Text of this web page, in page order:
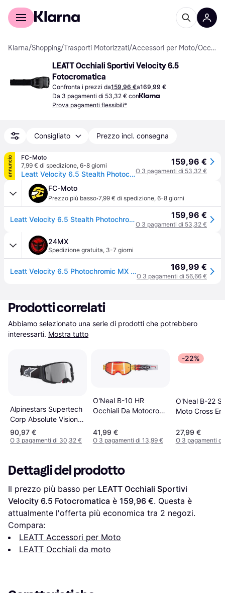
Per il tuo shopping
Klarna/Shopping/Trasporti Motorizzati/Accessori per Moto/ Occhiali da moto
LEATT Occhiali Sportivi Velocity 6.5
Fotocromatica
Confronta i prezzi da159,96 €a169,99 €
Da 3 pagamenti di 53,32 € con
Prova pagamenti flessibili*
Consigliato Prezzo incl. consegna
annuncio
FC-Moto
7,99 € di spedizione, 6-8 giorni
Leatt Velocity 6.5 Stealth Photochromic Occhiali da motocross
159,96 €
O 3 pagamenti di 53,32 €
FC-Moto
Prezzo più basso·7,99 € di spedizione, 6-8 giorni
Leatt Velocity 6.5 Stealth Photochromic Occhiali da motocross 159,96 €
O 3 pagamenti di 53,32 €
24MX
Spedizione gratuita, 3-7 giorni
Leatt Velocity 6.5 Photochromic MX Goggles Stealth 169,99 €
O 3 pagamenti di 56,66 €
Prodotti correlati
Abbiamo selezionato una serie di prodotti che potrebbero
interessarti. Mostra tutto
Alpinestars Supertech
Corp Absolute Vision -
Nero
90,97 €
O 3 pagamenti di 30,32 €
O'Neal B-10 HR
Occhiali Da Motocross
41,99 €
O 3 pagamenti di 13,99 €
-22%
O'Neal B-22
Moto Cross
27,99 €
O 3 pagamenti
Dettagli del prodotto
Il prezzo più basso per LEATT Occhiali Sportivi
Velocity 6.5 Fotocromatica è 159,96 €. Questa è
attualmente l'offerta più economica tra 2 negozi.
Compara:
LEATT Accessori per Moto
LEATT Occhiali da moto